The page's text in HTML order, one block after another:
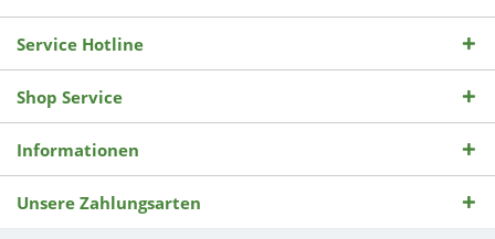
Service Hotline
Shop Service
Informationen
Unsere Zahlungsarten